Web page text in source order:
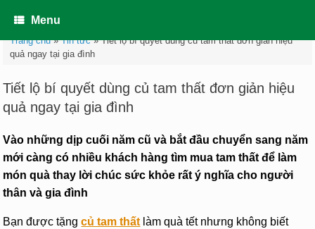
Menu
Trang chủ»Tin tức»Tiết lộ bí quyết dùng củ tam thất đơn giản hiệu
quả ngay tại gia đình
Tiết lộ bí quyết dùng củ tam thất đơn giản hiệu
quả ngay tại gia đình
Vào những dịp cuối năm cũ và bắt đầu chuyển sang năm
mới càng có nhiều khách hàng tìm mua tam thất để làm
món quà thay lời chúc sức khỏe rất ý nghĩa cho người
thân và gia đình
Bạn được tặngcủ tam thấtlàm quà tết nhưng không biết